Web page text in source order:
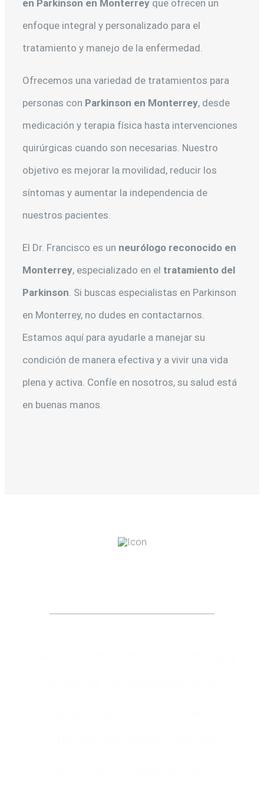
en Parkinson en Monterrey que ofrecen un
enfoque integral y personalizado para el
tratamiento y manejo de la enfermedad.
Ofrecemos una variedad de tratamientos para
personas con Parkinson en Monterrey, desde
medicación y terapia física hasta intervenciones
quirúrgicas cuando son necesarias. Nuestro
objetivo es mejorar la movilidad, reducir los
síntomas y aumentar la independencia de
nuestros pacientes.
El Dr. Francisco es un neurólogo reconocido en
Monterrey, especializado en el tratamiento del
Parkinson . Si buscas especialistas en Parkinson
en Monterrey, no dudes en contactarnos.
Estamos aquí para ayudarle a manejar su
condición de manera efectiva y a vivir una vida
plena y activa. Confíe en nosotros, su salud está
en buenas manos.